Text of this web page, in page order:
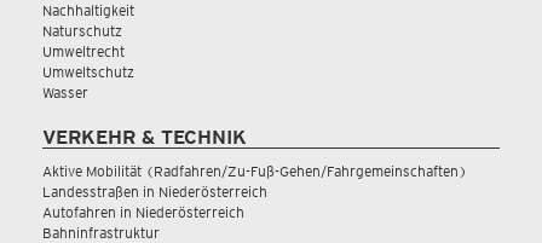
Nachhaltigkeit
Naturschutz
Umweltrecht
Umweltschutz
Wasser
VERKEHR & TECHNIK
Aktive Mobilität (Radfahren/Zu-Fuß-Gehen/Fahrgemeinschaften)
Landesstraßen in Niederösterreich
Autofahren in Niederösterreich
Bahninfrastruktur